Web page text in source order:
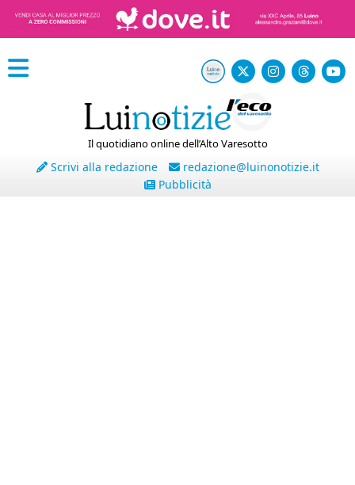
Il quotidiano online dell’Alto Varesotto
Scrivi alla redazione
redazione@luinonotizie.it
Pubblicità